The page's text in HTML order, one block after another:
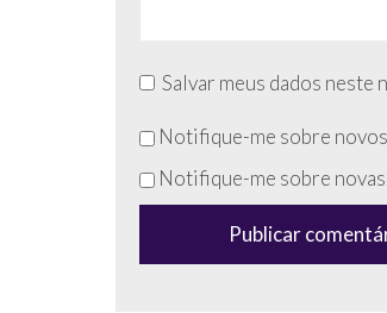
Salvar meus dados neste
Não
preencha
esse
Notifique-me sobre
Notifique-me sobre